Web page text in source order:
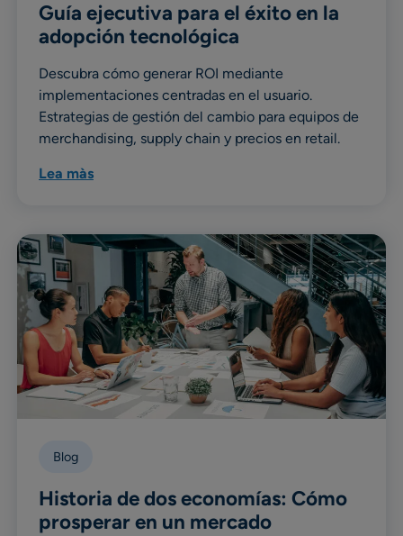
Guía ejecutiva para el éxito en la
adopción tecnológica
Descubra cómo generar ROI mediante
implementaciones centradas en el usuario.
Estrategias de gestión del cambio para equipos de
merchandising, supply chain y precios en retail.
Lea màs
Blog
Historia de dos economías: Cómo
prosperar en un mercado